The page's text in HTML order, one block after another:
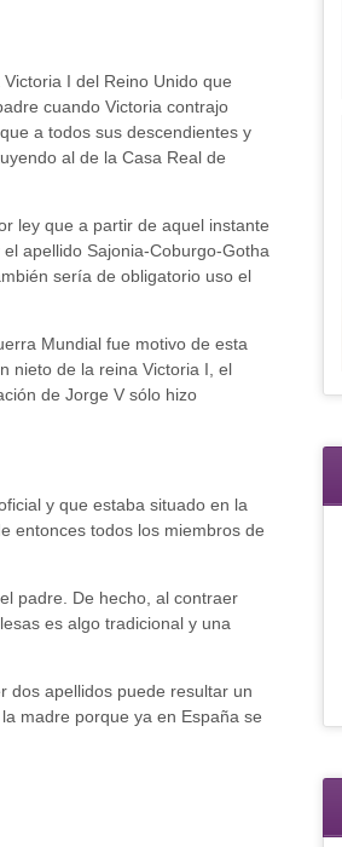
I del Reino Unido que
cuando Victoria contrajo
a todos sus descendientes y
al de la Casa Real de
ley que a partir de aquel instante
apellido Sajonia-Coburgo-Gotha
sería de obligatorio uso el
Mundial fue motivo de esta
nieto de la reina Victoria I, el
de Jorge V sólo hizo
y que estaba situado en la
entonces todos los miembros de
padre. De hecho, al contraer
es algo tradicional y una
dos apellidos puede resultar un
madre porque ya en España se